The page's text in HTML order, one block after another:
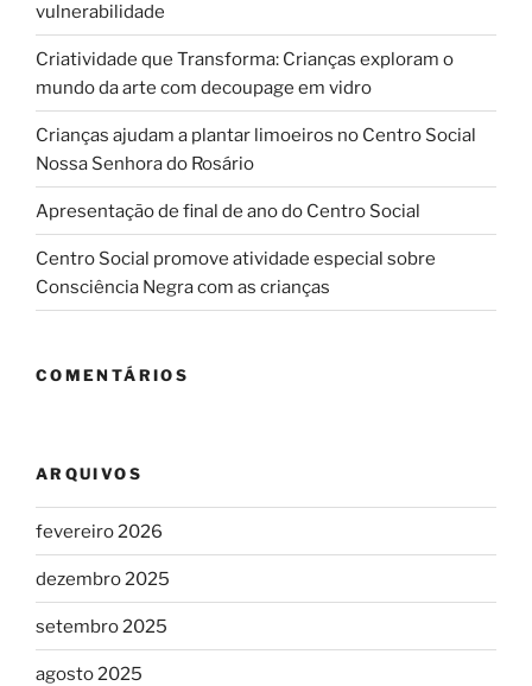
vulnerabilidade
Criatividade que Transforma: Crianças exploram o
mundo da arte com decoupage em vidro
Crianças ajudam a plantar limoeiros no Centro Social
Nossa Senhora do Rosário
Apresentação de final de ano do Centro Social
Centro Social promove atividade especial sobre
Consciência Negra com as crianças
COMENTÁRIOS
ARQUIVOS
fevereiro 2026
dezembro 2025
setembro 2025
agosto 2025